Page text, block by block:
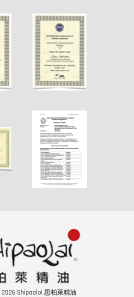
Shipaolai 思柏萊精油